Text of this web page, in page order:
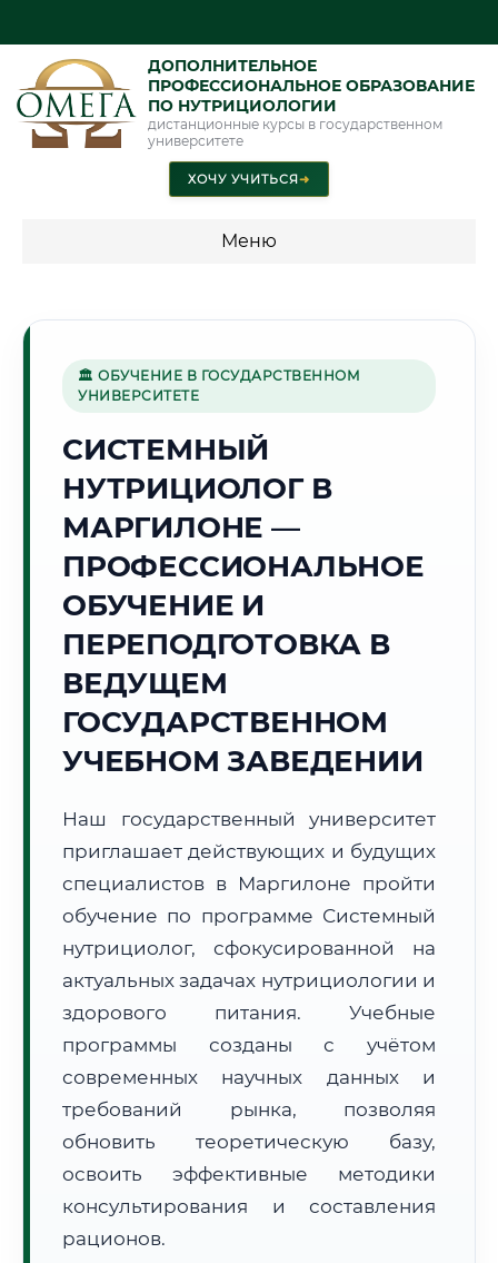
ДОПОЛНИТЕЛЬНОЕ
ПРОФЕССИОНАЛЬНОЕ ОБРАЗОВАНИЕ
ПО НУТРИЦИОЛОГИИ
дистанционные курсы в государственном
университете
ХОЧУ УЧИТЬСЯ➜
Меню
🧵
Г. МАРГИЛОН
Точное местное время:
03:26:50
2026 г.
🌅 Восход: --:-- 🌇 Закат:
--:--
📍 Региональная справка
Субъект:
Республика Узбекистан
Почтовые индексы:
151100–151120
Часовой пояс:
UTC+5
Формат учебы:
Дистанционно
📜 Документы и аккредитация ФИС ФРДО
🔍Нажмите на документ для увеличения и просмотра
🏛 ОБУЧЕНИЕ В ГОСУДАРСТВЕННОМ
УНИВЕРСИТЕТЕ
СИСТЕМНЫЙ
НУТРИЦИОЛОГ В
МАРГИЛОНЕ —
ПРОФЕССИОНАЛЬНОЕ
ОБУЧЕНИЕ И
ПЕРЕПОДГОТОВКА В
ВЕДУЩЕМ
ГОСУДАРСТВЕННОМ
УЧЕБНОМ ЗАВЕДЕНИИ
Наш государственный университет
приглашает действующих и будущих
специалистов в Маргилоне пройти
обучение по программе Системный
нутрициолог, сфокусированной на
актуальных задачах нутрициологии и
здорового питания. Учебные
программы созданы с учётом
современных научных данных и
требований рынка, позволяя
обновить теоретическую базу,
освоить эффективные методики
консультирования и составления
рационов.